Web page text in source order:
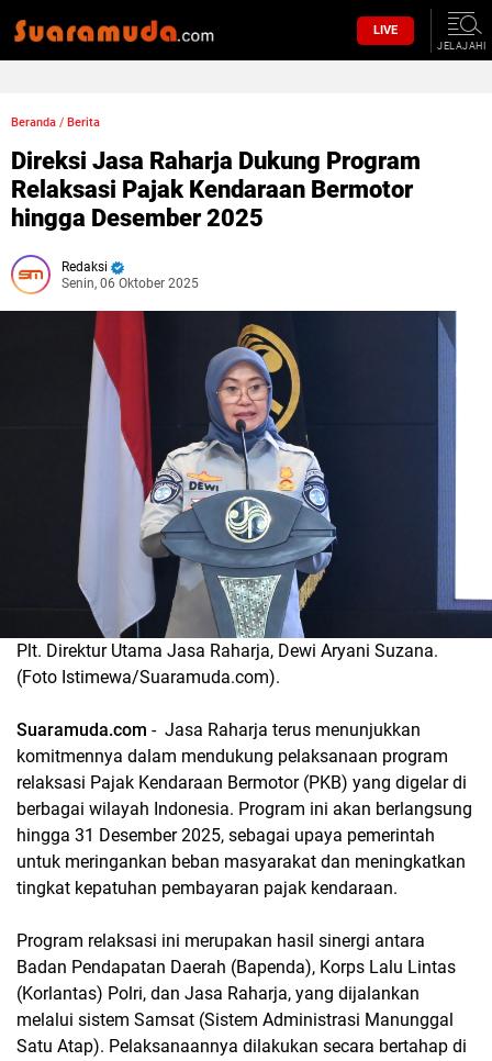
LIVE
JELAJAHI
Beranda / Berita
Direksi Jasa Raharja Dukung Program
Relaksasi Pajak Kendaraan Bermotor
hingga Desember 2025
Redaksi
Senin, 06 Oktober 2025
Plt. Direktur Utama Jasa Raharja, Dewi Aryani Suzana.
(Foto Istimewa/Suaramuda.com).
Suaramuda.com - Jasa Raharja terus menunjukkan
komitmennya dalam mendukung pelaksanaan program
relaksasi Pajak Kendaraan Bermotor (PKB) yang digelar di
berbagai wilayah Indonesia. Program ini akan berlangsung
hingga 31 Desember 2025, sebagai upaya pemerintah
untuk meringankan beban masyarakat dan meningkatkan
tingkat kepatuhan pembayaran pajak kendaraan.
Program relaksasi ini merupakan hasil sinergi antara
Badan Pendapatan Daerah (Bapenda), Korps Lalu Lintas
(Korlantas) Polri, dan Jasa Raharja, yang dijalankan
melalui sistem Samsat (Sistem Administrasi Manunggal
Satu Atap). Pelaksanaannya dilakukan secara bertahap di